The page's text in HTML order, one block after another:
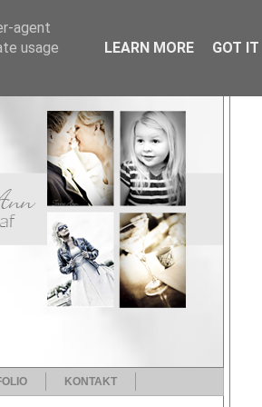
KONTAKT
agent
usage
LEARN MORE GOT IT